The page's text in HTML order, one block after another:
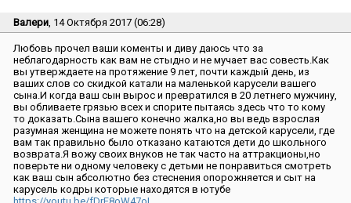
Валери, 14 Октября 2017 (06:28)
Любовь прочел ваши коменты и диву даюсь что за
неблагодарность как вам не стыдно и не мучает вас совесть.Как
вы утверждаете на протяжение 9 лет, почти каждый день, из
ваших слов со скидкой катали на маленькой карусели вашего
сына.И когда ваш сын вырос и превратился в 20 летнего мужчину,
вы обливаете грязью всех и спорите пытаясь здесь что то кому
то доказать.Сына вашего конечно жалка,но вы ведь взрослая
разумная женщина не можете понять что на детской карусели, где
вам так правильно было отказано катаются дети до школьного
возврата.Я вожу своих внуков не так часто на аттракционы,но
поверьте ни одному человеку с детьми не понравиться смотреть
как ваш сын абсолютно без стеснения опорожняется и сыт на
карусель кодры которые находятся в ютубе